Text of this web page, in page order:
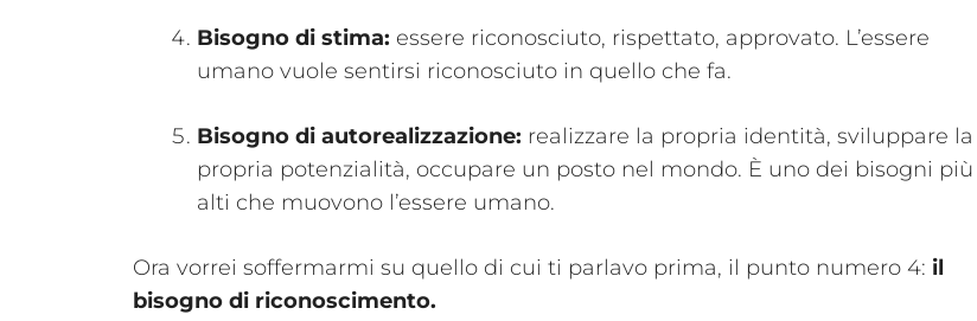
Bisogno di stima: essere riconosciuto, rispettato, approvato. L’essere
umano vuole sentirsi riconosciuto in quello che fa.
Bisogno di autorealizzazione: realizzare la propria identità, sviluppare la
propria potenzialità, occupare un posto nel mondo. È uno dei bisogni più
alti che muovono l’essere umano.
Ora vorrei soffermarmi su quello di cui ti parlavo prima, il punto numero 4: il
bisogno di riconoscimento.